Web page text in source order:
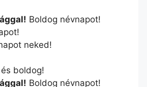
Boldog névnapot!
neked!
boldog!
Boldog névnapot!